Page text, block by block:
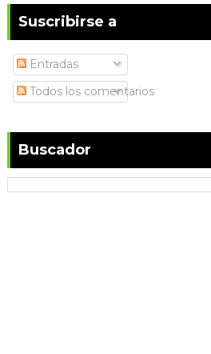
Suscribirse a
Entradas
Todos los comentarios
Buscador